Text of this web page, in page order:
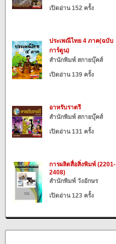
เปิดอ่าน 152 ครั้ง
ประเพณีไทย 4 ภาค(ฉบับ
การ์ตูน)
สำนักพิมพ์ สกายบุ๊คส์
เปิดอ่าน 139 ครั้ง
อาหรับราตรี
สำนักพิมพ์ สกายบุ๊คส์
เปิดอ่าน 131 ครั้ง
การผลิตสื่อสิ่งพิมพ์ (2201-
2408)
สำนักพิมพ์ วังอักษร
เปิดอ่าน 123 ครั้ง